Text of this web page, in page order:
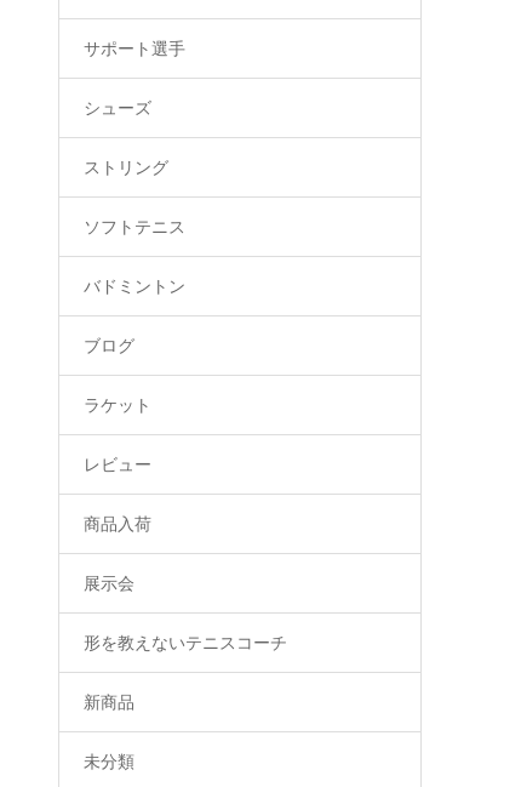
サポート選手
シューズ
ストリング
ソフトテニス
バドミントン
ブログ
ラケット
レビュー
商品入荷
展示会
形を教えないテニスコーチ
新商品
未分類